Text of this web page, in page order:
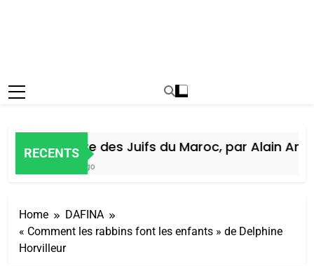
RECENTS
Histoire des Juifs du Maroc, par Alain Amiel
Home
DAFINA
« Comment les rabbins font les enfants » de Delphine
Horvilleur